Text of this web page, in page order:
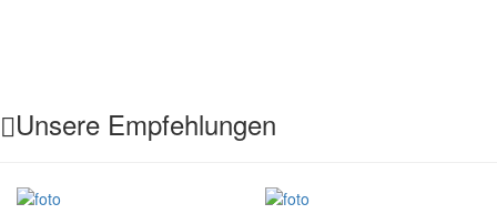
Unsere Empfehlungen